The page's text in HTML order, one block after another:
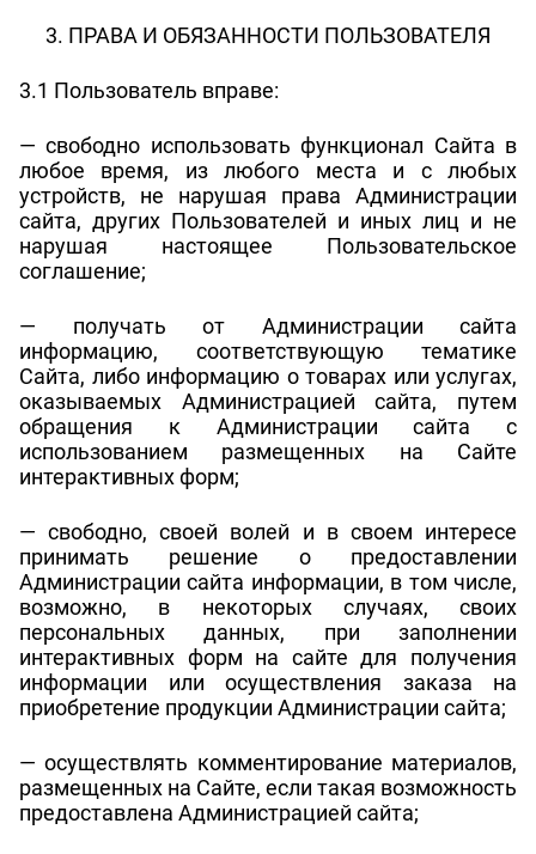
3. ПРАВА И ОБЯЗАННОСТИ ПОЛЬЗОВАТЕЛЯ
3.1 Пользователь вправе:
— свободно использовать функционал Сайта в
любое время, из любого места и с любых
устройств, не нарушая права Администрации
сайта, других Пользователей и иных лиц и не
нарушая настоящее Пользовательское
соглашение;
— получать от Администрации сайта
информацию, соответствующую тематике
Сайта, либо информацию о товарах или услугах,
оказываемых Администрацией сайта, путем
обращения к Администрации сайта с
использованием размещенных на Сайте
интерактивных форм;
— свободно, своей волей и в своем интересе
принимать решение о предоставлении
Администрации сайта информации, в том числе,
возможно, в некоторых случаях, своих
персональных данных, при заполнении
интерактивных форм на сайте для получения
информации или осуществления заказа на
приобретение продукции Администрации сайта;
— осуществлять комментирование материалов,
размещенных на Сайте, если такая возможность
предоставлена Администрацией сайта;